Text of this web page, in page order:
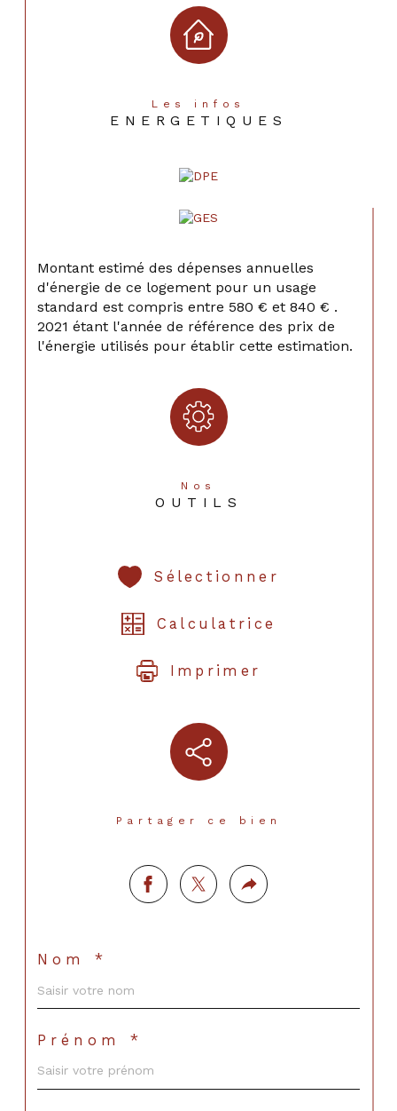
Les infos
ENERGETIQUES
Montant estimé des dépenses annuelles
d'énergie de ce logement pour un usage
standard est compris entre 580 € et 840 € .
2021 étant l'année de référence des prix de
l'énergie utilisés pour établir cette estimation.
Nos
OUTILS
Sélectionner
Calculatrice
Imprimer
Partager ce bien
Nom *
Prénom *